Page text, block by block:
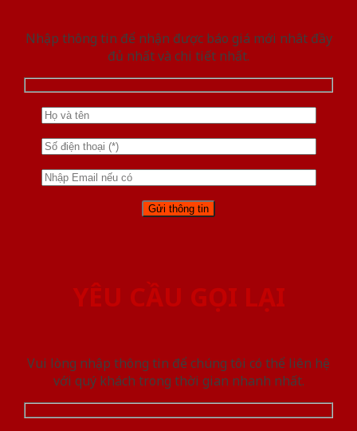
Nhập thông tin để nhận được báo giá mới nhât đầy
đủ nhất và chi tiết nhất.
YÊU CẦU GỌI LẠI
Vui lòng nhập thông tin để chúng tôi có thể liên hệ
với quý khách trong thời gian nhanh nhất.